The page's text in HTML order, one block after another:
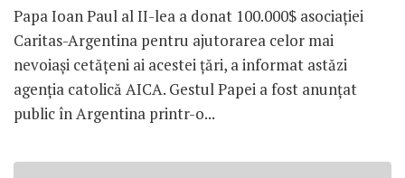
Papa Ioan Paul al II-lea a donat 100.000$ asociaţiei
Caritas-Argentina pentru ajutorarea celor mai
nevoiaşi cetăţeni ai acestei ţări, a informat astăzi
agenţia catolică AICA. Gestul Papei a fost anunţat
public în Argentina printr-o...